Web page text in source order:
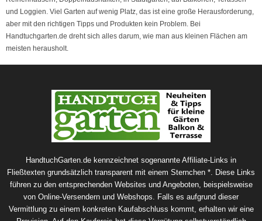
und Loggien. Viel Garten auf wenig Platz, das ist eine große Herausforderung,
aber mit den richtigen Tipps und Produkten kein Problem. Bei
Handtuchgarten.de dreht sich alles darum, wie man aus kleinen Flächen am
meisten herausholt.
HandtuchGarten.de kennzeichnet sogenannte Affiliate-Links in
Fließtexten grundsätzlich transparent mit einem Sternchen *. Diese Links
führen zu den entsprechenden Websites und Angeboten, beispielsweise
von Online-Versendern und Webshops. Falls es aufgrund dieser
Vermittlung zu einem konkreten Kaufabschluss kommt, erhalten wir eine